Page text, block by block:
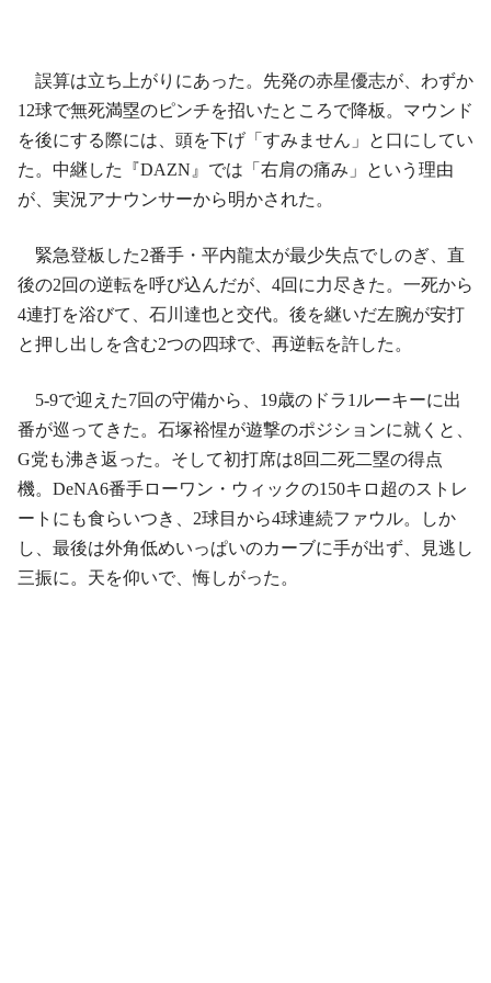
誤算は立ち上がりにあった。先発の赤星優志が、わずか
12球で無死満塁のピンチを招いたところで降板。マウンド
を後にする際には、頭を下げ「すみません」と口にしてい
た。中継した『DAZN』では「右肩の痛み」という理由
が、実況アナウンサーから明かされた。
緊急登板した2番手・平内龍太が最少失点でしのぎ、直
後の2回の逆転を呼び込んだが、4回に力尽きた。一死から
4連打を浴びて、石川達也と交代。後を継いだ左腕が安打
と押し出しを含む2つの四球で、再逆転を許した。
5-9で迎えた7回の守備から、19歳のドラ1ルーキーに出
番が巡ってきた。石塚裕惺が遊撃のポジションに就くと、
G党も沸き返った。そして初打席は8回二死二塁の得点
機。DeNA6番手ローワン・ウィックの150キロ超のストレ
ートにも食らいつき、2球目から4球連続ファウル。しか
し、最後は外角低めいっぱいのカーブに手が出ず、見逃し
三振に。天を仰いで、悔しがった。